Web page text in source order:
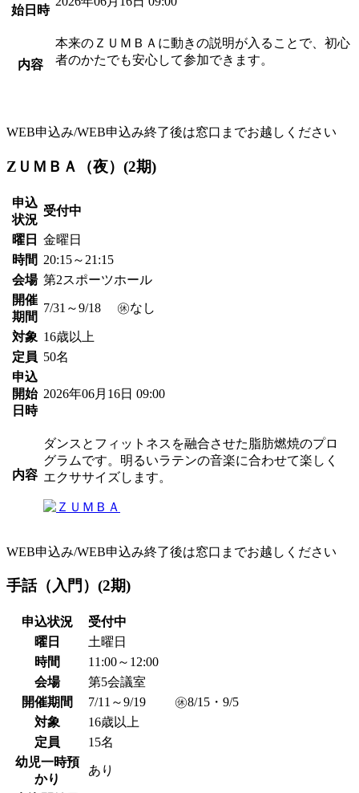
始日時
内容
本来のＺＵＭＢＡに動きの説明が入ることで、初心
者のかたでも安心して参加できます。
WEB申込み/WEB申込み終了後は窓口までお越しください
ZＵＭＢＡ（夜）(2期)
申込
状況
受付中
曜日
金曜日
時間 20:15～21:15
会場 第2スポーツホール
開催
期間
7/31～9/18 ㊡なし
対象 16歳以上
定員 50名
申込
開始
日時
2026年06月16日 09:00
内容
ダンスとフィットネスを融合させた脂肪燃焼のプロ
グラムです。明るいラテンの音楽に合わせて楽しく
エクササイズします。
WEB申込み/WEB申込み終了後は窓口までお越しください
手話（入門）(2期)
申込状況
受付中
曜日
土曜日
時間
11:00～12:00
会場
第5会議室
開催期間
7/11～9/19 ㊡8/15・9/5
対象
16歳以上
定員
15名
幼児一時預
かり
あり